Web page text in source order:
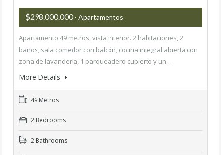
$298.000.000- Apartamentos
Apartamento 49 metros, vista interior. 2 habitaciones, 2
baños, sala comedor con balcón, cocina integral abierta con
zona de lavandería, 1 parqueadero cubierto y un…
More Details
49 Metros
2 Bedrooms
2 Bathrooms